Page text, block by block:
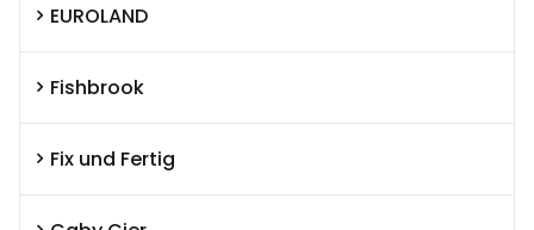
EUROLAND
Fishbrook
Fix und Fertig